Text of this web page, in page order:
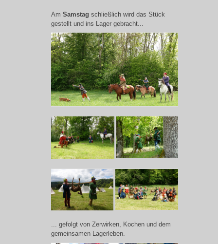
Am Samstag schließlich wird das Stück
gestellt und ins Lager gebracht...
... gefolgt von Zerwirken, Kochen und dem
gemeinsamen Lagerleben.